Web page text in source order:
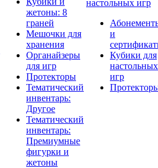
жетоны: 8
граней
Мешочки для
хранения
Органайзеры
для игр
Протекторы
Тематический
инвентарь:
Другое
Тематический
инвентарь:
Премиумные
фигурки и
жетоны
настольных игр
и
Кубики для
настольных
игр